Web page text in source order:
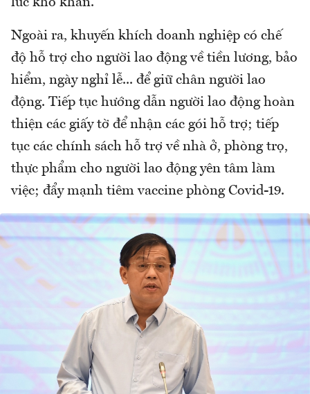
Ngoài ra, khuyến khích doanh nghiệp có chế
độ hỗ trợ cho người lao động về tiền lương, bảo
hiểm, ngày nghỉ lễ... để giữ chân người lao
động. Tiếp tục hướng dẫn người lao động hoàn
thiện các giấy tờ để nhận các gói hỗ trợ; tiếp
tục các chính sách hỗ trợ về nhà ở, phòng trọ,
thực phẩm cho người lao động yên tâm làm
việc; đẩy mạnh tiêm vaccine phòng Covid-19.